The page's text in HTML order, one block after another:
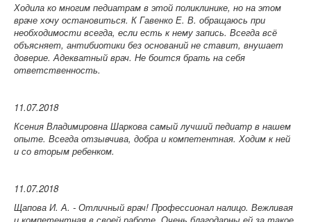
Ходила ко многим педиатрам в этой поликлинике, но на этом
враче хочу остановиться. К Гавенко Е. В. обращаюсь при
необходимости всегда, если есть к нему запись. Всегда всё
объясняет, антибиотики без оснований не ставит, внушает
доверие. Адекватный врач. Не боится брать на себя
ответственность.
11.07.2018
Ксения Владимировна Шаркова самый лучший педиатр в нашем
опыте. Всегда отзывчива, добра и компетентная. Ходим к ней
и со вторым ребенком.
11.07.2018
Щапова И. А. - Отличный врач! Профессионал налицо. Вежливая